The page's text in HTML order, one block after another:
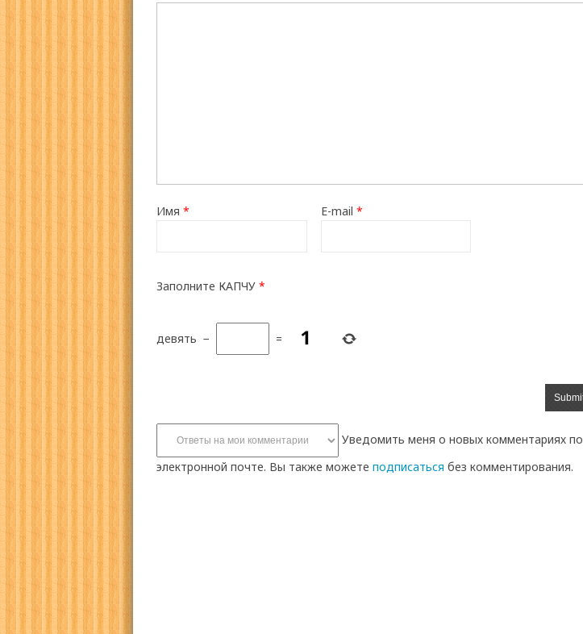
Имя* E-mail *
Заполните КАПЧУ *
девять − =
Уведомить меня о новых комментариях по
электронной почте. Вы также можетеподписаться без комментирования.